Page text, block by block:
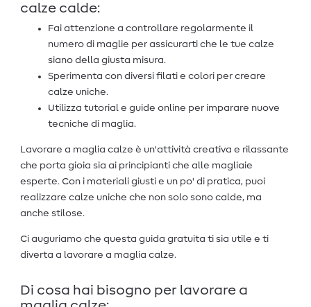
calze calde:
Fai attenzione a controllare regolarmente il
numero di maglie per assicurarti che le tue calze
siano della giusta misura.
Sperimenta con diversi filati e colori per creare
calze uniche.
Utilizza tutorial e guide online per imparare nuove
tecniche di maglia.
Lavorare a maglia calze è un'attività creativa e rilassante
che porta gioia sia ai principianti che alle magliaie
esperte. Con i materiali giusti e un po' di pratica, puoi
realizzare calze uniche che non solo sono calde, ma
anche stilose.
Ci auguriamo che questa guida gratuita ti sia utile e ti
diverta a lavorare a maglia calze.
Di cosa hai bisogno per lavorare a